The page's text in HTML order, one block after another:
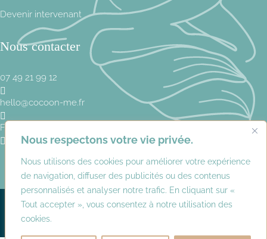
Nous respectons votre vie privée.
Nous utilisons des cookies pour améliorer votre expérience
de navigation, diffuser des publicités ou des contenus
personnalisés et analyser notre trafic. En cliquant sur «
Tout accepter », vous consentez à notre utilisation des
cookies.
Devenir intervenant
Nous contacter
07 49 21 99 12

hello@cocoon-me.fr

Formulaire

Copyright © 2026 Cocoon me –